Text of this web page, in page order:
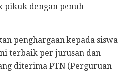
pikuk dengan penuh
penghargaan kepada siswa
terbaik per jurusan dan
diterima PTN (Perguruan